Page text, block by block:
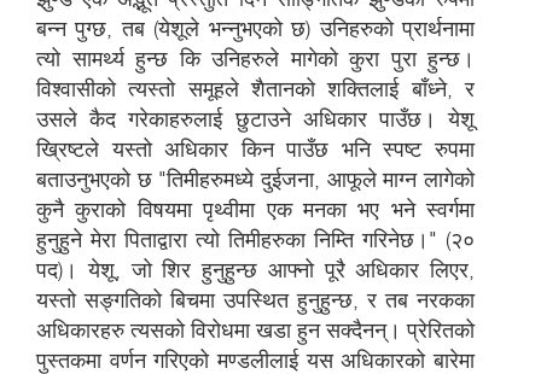
बन्न पुग्छ, तब (येशूले भन्नुभएको छ) उनिहरुको प्रार्थनामा
त्यो सामर्थ्य हुन्छ कि उनिहरुले मागेको कुरा पुरा हुन्छ।
विश्वासीको त्यस्तो समूहले शैतानको शक्तिलाई बाँध्ने, र
उसले कैद गरेकाहरुलाई छुटाउने अधिकार पाउँछ। येशू
ख्रिष्टले यस्तो अधिकार किन पाउँछ भनि स्पष्ट रुपमा
बताउनुभएको छ "तिमीहरुमध्ये दुईजना, आफूले माग्न लागेको
कुनै कुराको विषयमा पृथ्वीमा एक मनका भए भने स्वर्गमा
हुनुहुने मेरा पिताद्वारा त्यो तिमीहरुका निम्ति गरिनेछ।" (२०
पद)। येशू, जो शिर हुनुहुन्छ आफ्नो पूरै अधिकार लिएर,
यस्तो सङ्गतिको बिचमा उपस्थित हुनुहुन्छ, र तब नरकका
अधिकारहरु त्यसको विरोधमा खडा हुन सक्दैनन्। प्रेरितको
पुस्तकमा वर्णन गरिएको मण्डलीलाई यस अधिकारको बारेमा